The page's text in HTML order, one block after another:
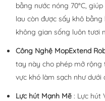
bằng nước nóng 70°C,
lau còn được sấy khô
không gian sống luôn tươi
Công Nghệ MopExtend
tay này cho phép mở rộng
vực khó làm sạch như dưới
Lực hút Mạnh Mẽ : Lực hút